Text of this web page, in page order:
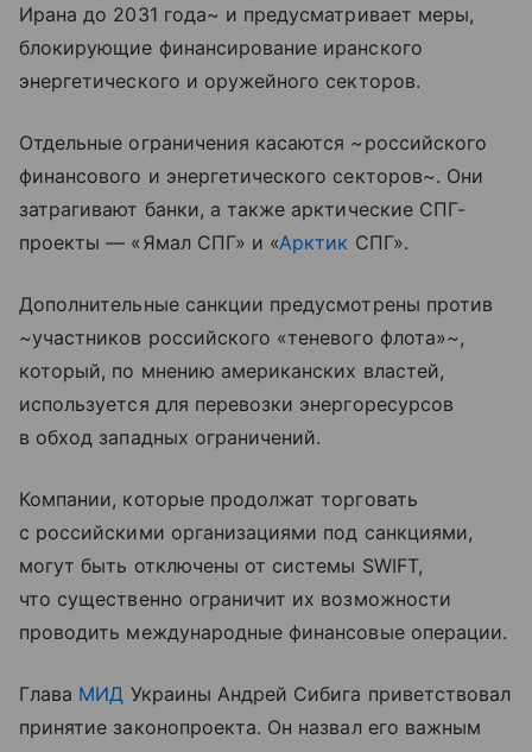
Ирана до 2031 года~ и предусматривает меры,
блокирующие финансирование иранского
энергетического и оружейного секторов.
Отдельные ограничения касаются ~российского
финансового и энергетического секторов~. Они
затрагивают банки, а также арктические СПГ-
проекты — «Ямал СПГ» и «Арктик СПГ».
Дополнительные санкции предусмотрены против
~участников российского «теневого флота»~,
который, по мнению американских властей,
используется для перевозки энергоресурсов
в обход западных ограничений.
Компании, которые продолжат торговать
с российскими организациями под санкциями,
могут быть отключены от системы SWIFT,
что существенно ограничит их возможности
проводить международные финансовые операции.
Глава МИД Украины Андрей Сибига приветствовал
принятие законопроекта. Он назвал его важным